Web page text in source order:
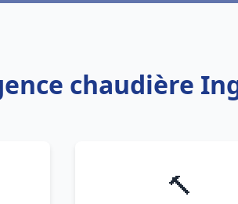
chaudière
🔨